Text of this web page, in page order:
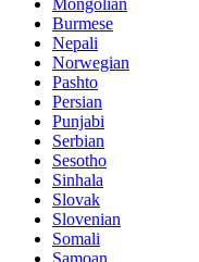
Mongolian
Burmese
Nepali
Norwegian
Pashto
Persian
Punjabi
Serbian
Sesotho
Sinhala
Slovak
Slovenian
Somali
Samoan